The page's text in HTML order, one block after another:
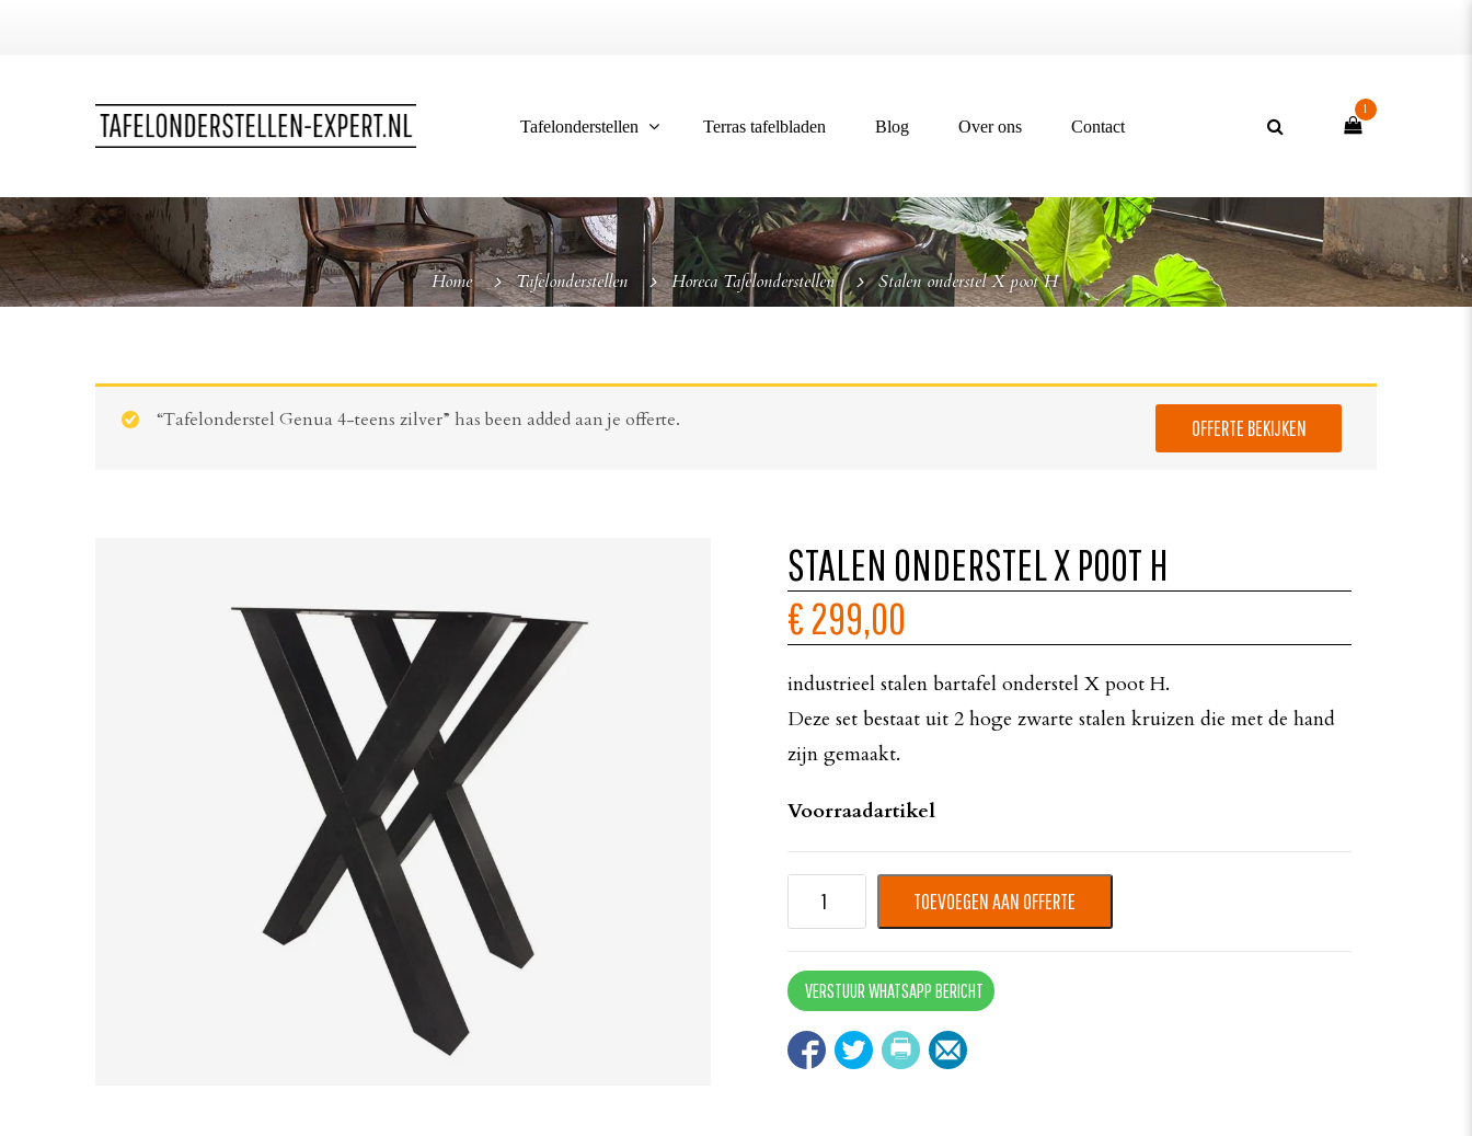
Tafelonderstellen Terras tafelbladen Blog Over ons Contact
1
Home Tafelonderstellen Horeca Tafelonderstellen Stalen onderstel X poot H
OFFERTE BEKIJKEN
“Tafelonderstel Genua 4-teens zilver” has been added aan je offerte.
STALEN ONDERSTEL X POOT H
€ 299,00
industrieel stalen bartafel onderstel X poot H.
Deze set bestaat uit 2 hoge zwarte stalen kruizen die met de hand
zijn gemaakt.
Voorraadartikel
TOEVOEGEN AAN OFFERTE
VERSTUUR WHATSAPP BERICHT